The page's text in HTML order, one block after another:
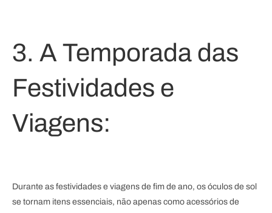
3. A Temporada das
Festividades e
Viagens:
Durante as festividades e viagens de fim de ano, os óculos de sol
se tornam itens essenciais, não apenas como acessórios de